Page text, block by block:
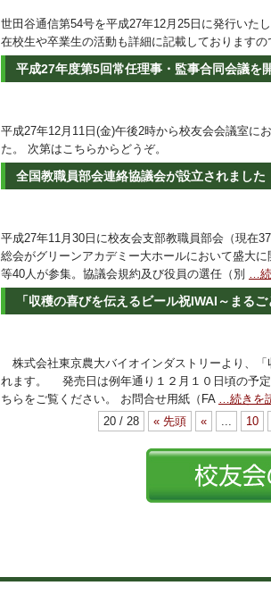
世田谷通信第54号を平成27年12月25日に発行いた
在校生や卒業生の活動も詳細に記載しております
平成27年度第5回常任理事・監事合同会議を
平成27年12月11日(金)午後2時から校友会会議室に
た。 次第はこちらからどうぞ。
全国教職員部会連絡協議会が設立されました
平成27年11月30日に校友会支部教職員部会（現在
総会がグリーンアカデミー大ホールにおいて盛大
等40人が参集。協議会規約及び役員の選任（別 …
「収穫の喜びを伝えるビール祝IWAI～まる
株式会社東京農大バイオインダストリーより、
れます。 発売日は例年通り１２月１０日頃の予
ちらをご覧ください。 お問合せ用紙（FA …続きを
20 / 28
« 先頭 « ... 10